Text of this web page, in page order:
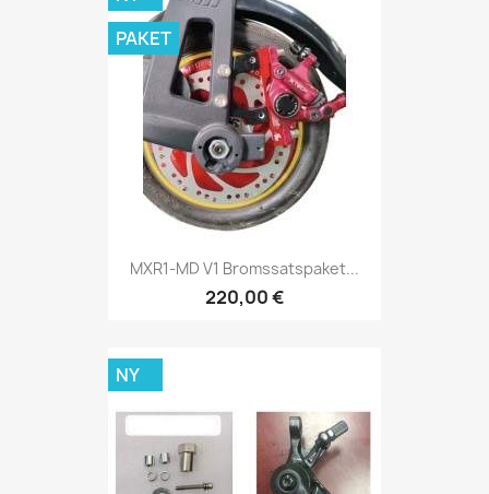
MXR1-MD V1 Bromssatspaket...
220,00 €
PAKET
NY